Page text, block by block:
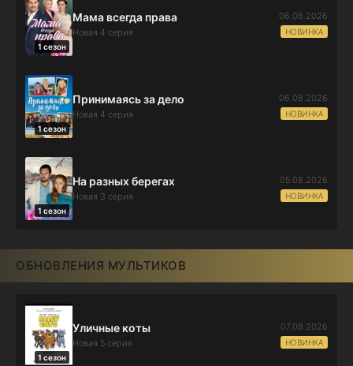
1 сезон
Мама всегда права
Новая 4 серия
06.08.2026
НОВИНКА
1 сезон
Принимаясь за дело
Новая 4 серия
06.08.2026
НОВИНКА
1 сезон
На разных берегах
Новая 3 серия
05.08.2026
НОВИНКА
ОБНОВЛЕНИЯ МУЛЬТИКОВ
1 сезон
Уличные коты
Новая 5 серия
07.08.2026
НОВИНКА